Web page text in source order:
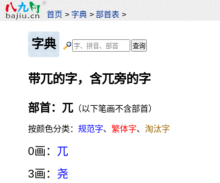
首页 > 字典 >部首表 >
字典
带兀的字，含兀旁的字
部首：兀 （以下笔画不含部首）
按颜色分类：规范字、繁体字、淘汰字
0画： 兀
3画： 尧